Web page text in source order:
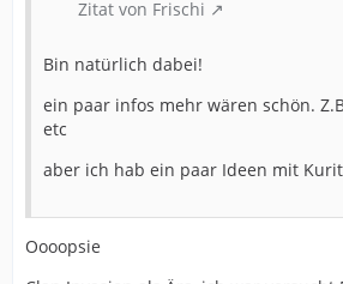
Zitat von Frischi
Bin natürlich dabei!
ein paar infos mehr wären schön.
etc
aber ich hab ein paar Ideen mit
Oooopsie